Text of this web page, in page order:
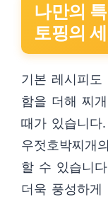
나만의
토핑의
기본 레시피도
함을 더해 찌
때가 있습니다
우젓호박찌개
할 수 있습니
더욱 풍성하게